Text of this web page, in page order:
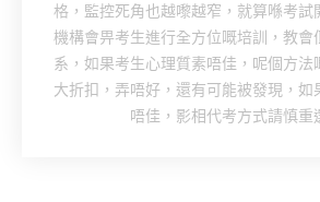
格，監控死角也越嚟越窄，就算喺考試
機構會畀考生進行全方位嘅培訓，教會
系，如果考生心理質素唔佳，呢個方法
大折扣，弄唔好，還有可能被發現，如
唔佳，影相代考方式請慎重